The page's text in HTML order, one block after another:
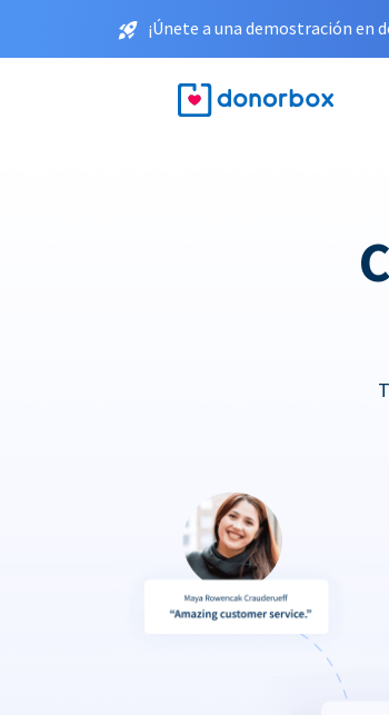
¡Únete a una demostración en